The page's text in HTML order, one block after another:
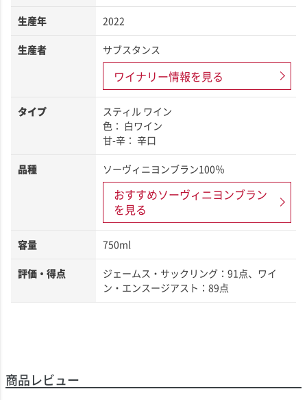
生産年 2022
生産者 サブスタンス
ワイナリー情報を見る
タイプ
スティル ワイン
色： 白ワイン
甘-辛： 辛口
品種 ソーヴィニヨンブラン100％
おすすめソーヴィニヨンブラン
を見る
容量 750ml
評価・得点
ジェームス・サックリング：91点、ワイ
ン・エンスージアスト：89点
商品レビュー